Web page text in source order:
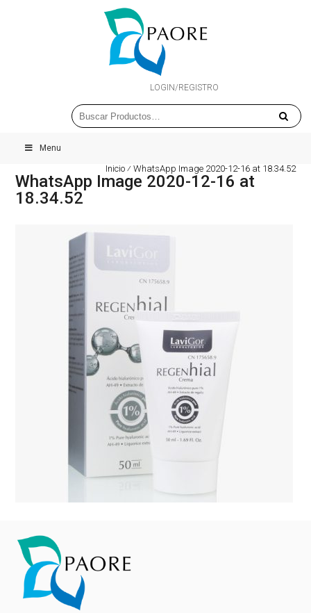
LOGIN/REGISTRO
Menu
Inicio ⁄WhatsApp Image 2020-12-16 at 18.34.52
WhatsApp Image 2020-12-16 at
18.34.52